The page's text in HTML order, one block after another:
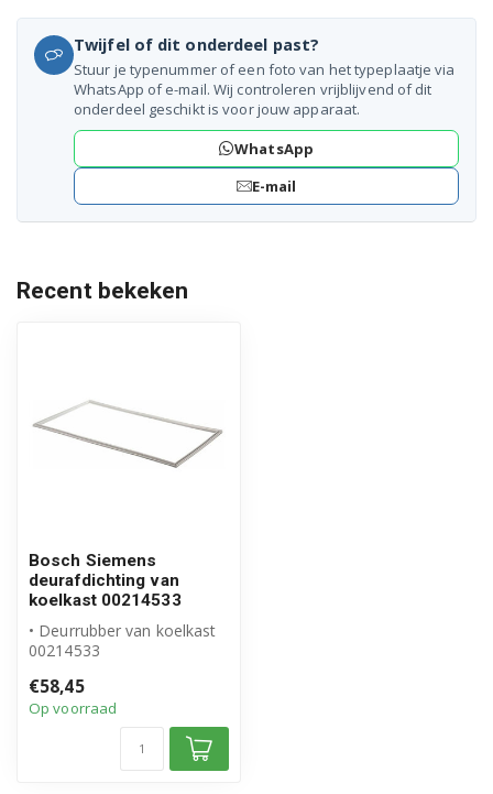
Bosch KIF2040/34
Bosch KIF20440/01
Bosch KIF20441/01
Bosch KIF20442/01
Bosch KIF20442/02
Bosch KIF20451/01
Bosch KIF20A50/02
Bosch KIF20A51/01
Bosch KIF20A51/02
Bosch KIL1774/31
Twijfel of dit onderdeel past?
Stuur je typenummer of een foto van het typeplaatje via
WhatsApp of e-mail. Wij controleren vrijblijvend of dit
onderdeel geschikt is voor jouw apparaat.
WhatsApp
E-mail
Recent bekeken
Bosch Siemens
deurafdichting van
koelkast 00214533
• Deurrubber van koelkast
00214533
product
• Inhoud ...
€58,45
Op voorraad